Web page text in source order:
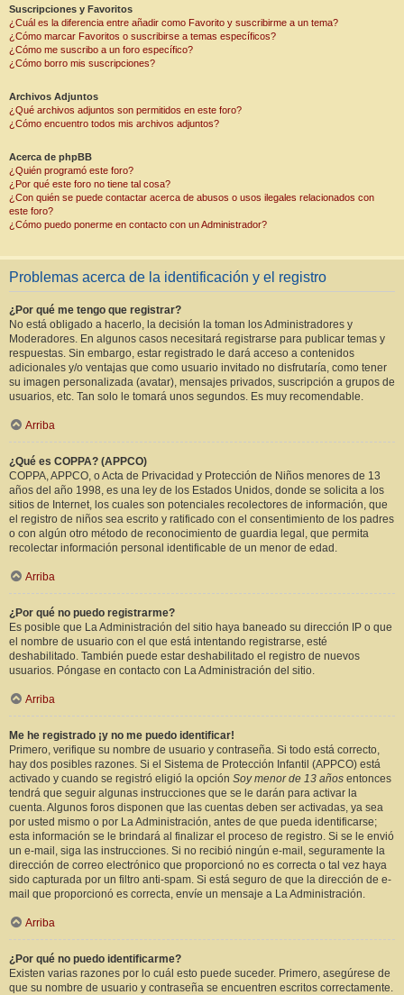
Suscripciones y Favoritos
¿Cuál es la diferencia entre añadir como Favorito y suscribirme a un tema?
¿Cómo marcar Favoritos o suscribirse a temas específicos?
¿Cómo me suscribo a un foro específico?
¿Cómo borro mis suscripciones?
Archivos Adjuntos
¿Qué archivos adjuntos son permitidos en este foro?
¿Cómo encuentro todos mis archivos adjuntos?
Acerca de phpBB
¿Quién programó este foro?
¿Por qué este foro no tiene tal cosa?
¿Con quién se puede contactar acerca de abusos o usos ilegales relacionados con
este foro?
¿Cómo puedo ponerme en contacto con un Administrador?
Problemas acerca de la identificación y el registro
¿Por qué me tengo que registrar?
No está obligado a hacerlo, la decisión la toman los Administradores y
Moderadores. En algunos casos necesitará registrarse para publicar temas y
respuestas. Sin embargo, estar registrado le dará acceso a contenidos
adicionales y/o ventajas que como usuario invitado no disfrutaría, como tener
su imagen personalizada (avatar), mensajes privados, suscripción a grupos de
usuarios, etc. Tan solo le tomará unos segundos. Es muy recomendable.
Arriba
¿Qué es COPPA? (APPCO)
COPPA, APPCO, o Acta de Privacidad y Protección de Niños menores de 13
años del año 1998, es una ley de los Estados Unidos, donde se solicita a los
sitios de Internet, los cuales son potenciales recolectores de información, que
el registro de niños sea escrito y ratificado con el consentimiento de los padres
o con algún otro método de reconocimiento de guardia legal, que permita
recolectar información personal identificable de un menor de edad.
Arriba
¿Por qué no puedo registrarme?
Es posible que La Administración del sitio haya baneado su dirección IP o que
el nombre de usuario con el que está intentando registrarse, esté
deshabilitado. También puede estar deshabilitado el registro de nuevos
usuarios. Póngase en contacto con La Administración del sitio.
Arriba
Me he registrado ¡y no me puedo identificar!
Primero, verifique su nombre de usuario y contraseña. Si todo está correcto,
hay dos posibles razones. Si el Sistema de Protección Infantil (APPCO) está
activado y cuando se registró eligió la opción Soy menor de 13 años entonces
tendrá que seguir algunas instrucciones que se le darán para activar la
cuenta. Algunos foros disponen que las cuentas deben ser activadas, ya sea
por usted mismo o por La Administración, antes de que pueda identificarse;
esta información se le brindará al finalizar el proceso de registro. Si se le envió
un e-mail, siga las instrucciones. Si no recibió ningún e-mail, seguramente la
dirección de correo electrónico que proporcionó no es correcta o tal vez haya
sido capturada por un filtro anti-spam. Si está seguro de que la dirección de e-
mail que proporcionó es correcta, envíe un mensaje a La Administración.
Arriba
¿Por qué no puedo identificarme?
Existen varias razones por lo cuál esto puede suceder. Primero, asegúrese de
que su nombre de usuario y contraseña se encuentren escritos correctamente.